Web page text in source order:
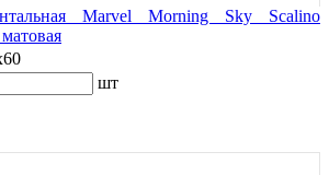
Marvel Morning Sky Scalino
шт